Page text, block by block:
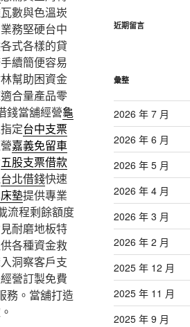
數與色溫崁
務堅硬台中
式各樣的貸
續簡便容易
幫助困資金
合量產品零
錢當舖經營龜
定台中支票
嘉義免留車
五股支票借款
台北借錢快速
墊提供專業
流程剩餘額度
耐磨地板特
各種資金救
洞察客戶支
營訂製免費
務。當舖打造
近期留言
彙整
2026 年 7 月
2026 年 6 月
2026 年 5 月
2026 年 4 月
2026 年 3 月
2026 年 2 月
2025 年 12 月
2025 年 11 月
2025 年 9 月